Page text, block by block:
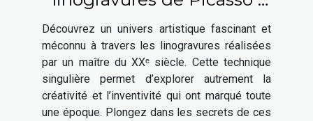
une fenêtre sur son génie
artistique
Découvrez un univers artistique fascinant et
méconnu à travers les linogravures réalisées
par un maître du XXᵉ siècle. Cette technique
singulière permet d’explorer autrement la
créativité et l’inventivité qui ont marqué toute
une époque. Plongez dans les secrets de ces